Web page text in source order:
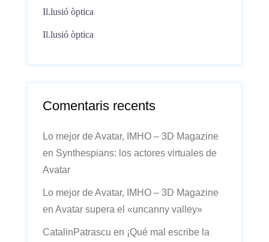
Il.lusió òptica
Il.lusió òptica
Comentaris recents
Lo mejor de Avatar, IMHO – 3D Magazine
en Synthespians: los actores virtuales de
Avatar
Lo mejor de Avatar, IMHO – 3D Magazine
en Avatar supera el «uncanny valley»
CatalinPatrascu en ¡Qué mal escribe la